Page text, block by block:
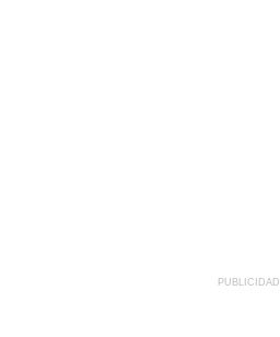
PUBLICIDAD